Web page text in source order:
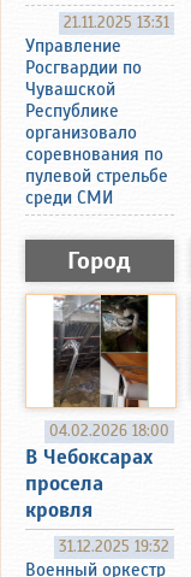
21.11.2025 13:31
Управление
Росгвардии по
Чувашской
Республике
организовало
соревнования по
пулевой стрельбе
среди СМИ
Город
04.02.2026 18:00
В Чебоксарах
просела
кровля
31.12.2025 19:32
Военный оркестр